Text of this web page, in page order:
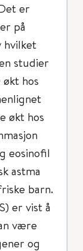
er
på
hvilket
studier
hos
økt hos
eosinofil
astma
barn.
er vist å
være
og